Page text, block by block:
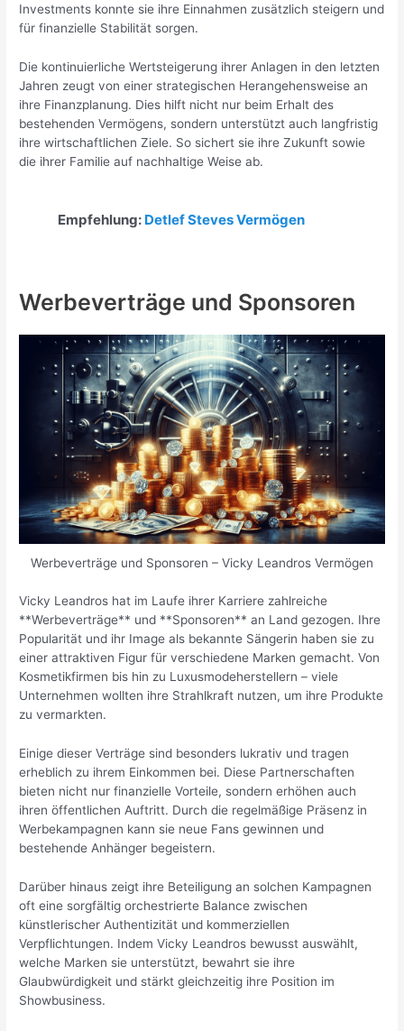
Investments konnte sie ihre Einnahmen zusätzlich steigern und
für finanzielle Stabilität sorgen.
Die kontinuierliche Wertsteigerung ihrer Anlagen in den letzten
Jahren zeugt von einer strategischen Herangehensweise an
ihre Finanzplanung. Dies hilft nicht nur beim Erhalt des
bestehenden Vermögens, sondern unterstützt auch langfristig
ihre wirtschaftlichen Ziele. So sichert sie ihre Zukunft sowie
die ihrer Familie auf nachhaltige Weise ab.
Empfehlung: Detlef Steves Vermögen
Werbeverträge und Sponsoren
Werbeverträge und Sponsoren – Vicky Leandros Vermögen
Vicky Leandros hat im Laufe ihrer Karriere zahlreiche
**Werbeverträge** und **Sponsoren** an Land gezogen. Ihre
Popularität und ihr Image als bekannte Sängerin haben sie zu
einer attraktiven Figur für verschiedene Marken gemacht. Von
Kosmetikfirmen bis hin zu Luxusmodeherstellern – viele
Unternehmen wollten ihre Strahlkraft nutzen, um ihre Produkte
zu vermarkten.
Einige dieser Verträge sind besonders lukrativ und tragen
erheblich zu ihrem Einkommen bei. Diese Partnerschaften
bieten nicht nur finanzielle Vorteile, sondern erhöhen auch
ihren öffentlichen Auftritt. Durch die regelmäßige Präsenz in
Werbekampagnen kann sie neue Fans gewinnen und
bestehende Anhänger begeistern.
Darüber hinaus zeigt ihre Beteiligung an solchen Kampagnen
oft eine sorgfältig orchestrierte Balance zwischen
künstlerischer Authentizität und kommerziellen
Verpflichtungen. Indem Vicky Leandros bewusst auswählt,
welche Marken sie unterstützt, bewahrt sie ihre
Glaubwürdigkeit und stärkt gleichzeitig ihre Position im
Showbusiness.